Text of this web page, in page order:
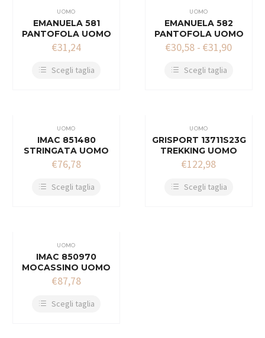
UOMO
EMANUELA 581
PANTOFOLA UOMO
€31,24
Scegli taglia
UOMO
EMANUELA 582
PANTOFOLA UOMO
€30,58 - €31,90
Scegli taglia
UOMO
IMAC 851480
STRINGATA UOMO
€76,78
Scegli taglia
UOMO
GRISPORT 13711S23G
TREKKING UOMO
€122,98
Scegli taglia
UOMO
IMAC 850970
MOCASSINO UOMO
€87,78
Scegli taglia